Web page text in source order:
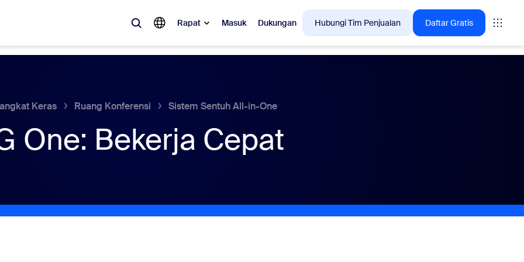
Rapat Masuk Dukungan Hubungi Tim Penjualan Daftar Gratis
Meetings
Rooms
Keras Ruang Konferensi Sistem Sentuh All-in-One
One: Bekerja Cepat